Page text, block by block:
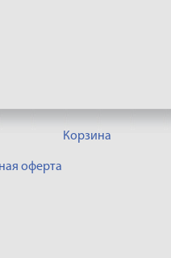
Корзина
оферта